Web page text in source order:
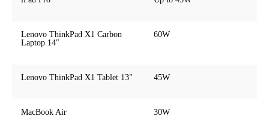
Lenovo ThinkPad X1 Carbon
Laptop 14″
60W
Lenovo ThinkPad X1 Tablet 13″ 45W
MacBook Air 30W